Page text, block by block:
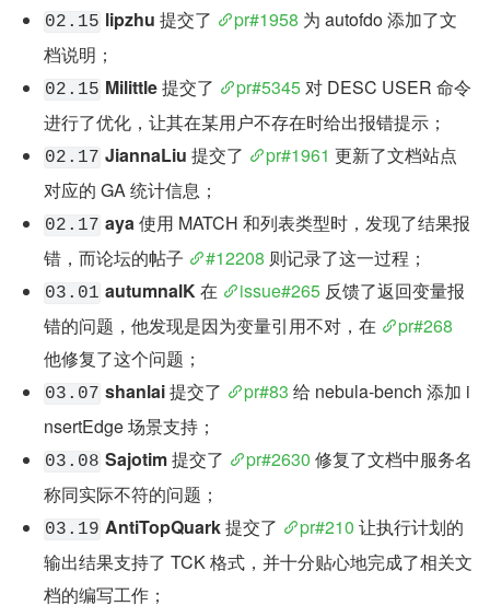
02.15 lipzhu 提交了 pr#1958 为 autofdo 添加了文
档说明；
02.15 Milittle 提交了 pr#5345 对 DESC USER 命令
进行了优化，让其在某用户不存在时给出报错提示；
02.17 JiannaLiu 提交了 pr#1961 更新了文档站点
对应的 GA 统计信息；
02.17 aya 使用 MATCH 和列表类型时，发现了结果报
错，而论坛的帖子
#12208 则记录了这一过程；
03.01 autumnalK 在 issue#265 反馈了返回变量报
错的问题，他发现是因为变量引用不对，在
pr#268
他修复了这个问题；
03.07 shanlai 提交了 pr#83 给 nebula-bench 添加 i
nsertEdge 场景支持；
03.08 Sajotim 提交了 pr#2630 修复了文档中服务名
称同实际不符的问题；
03.19 AntiTopQuark 提交了 pr#210 让执行计划的
输出结果支持了 TCK 格式，并十分贴心地完成了相关文
档的编写工作；